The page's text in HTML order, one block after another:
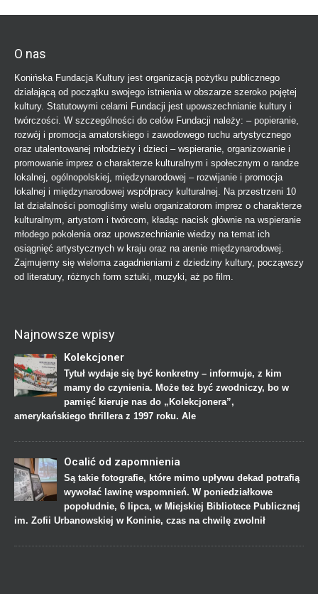
O nas
Konińska Fundacja Kultury jest organizacją pożytku publicznego
działającą od początku swojego istnienia w obszarze szeroko pojętej
kultury. Statutowymi celami Fundacji jest upowszechnianie kultury i
twórczości. W szczególności do celów Fundacji należy: – popieranie,
rozwój i promocja amatorskiego i zawodowego ruchu artystycznego
oraz utalentowanej młodzieży i dzieci – wspieranie, organizowanie i
promowanie imprez o charakterze kulturalnym i społecznym o randze
lokalnej, ogólnopolskiej, międzynarodowej – rozwijanie i promocja
lokalnej i międzynarodowej współpracy kulturalnej. Na przestrzeni 10
lat działalności pomogliśmy wielu organizatorom imprez o charakterze
kulturalnym, artystom i twórcom, kładąc nacisk głównie na wspieranie
młodego pokolenia oraz upowszechnianie wiedzy na temat ich
osiągnięć artystycznych w kraju oraz na arenie międzynarodowej.
Zajmujemy się wieloma zagadnieniami z dziedziny kultury, począwszy
od literatury, różnych form sztuki, muzyki, aż po film.
Najnowsze wpisy
Kolekcjoner
Tytuł wydaje się być konkretny – informuje, z kim
mamy do czynienia. Może też być zwodniczy, bo w
pamięć kieruje nas do „Kolekcjonera”,
amerykańskiego thrillera z 1997 roku. Ale
Ocalić od zapomnienia
Są takie fotografie, które mimo upływu dekad potrafią
wywołać lawinę wspomnień. W poniedziałkowe
popołudnie, 6 lipca, w Miejskiej Bibliotece Publicznej
im. Zofii Urbanowskiej w Koninie, czas na chwilę zwolnił